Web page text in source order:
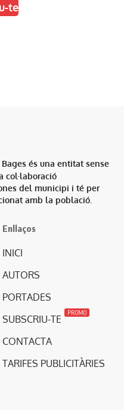
te
és una entitat sense
col·laboració
del municipi i té per
amb la població.
Enllaços
INICI
AUTORS
PORTADES
SUBSCRIU-TE
PROMO
CONTACTA
TARIFES PUBLICITÀRIES